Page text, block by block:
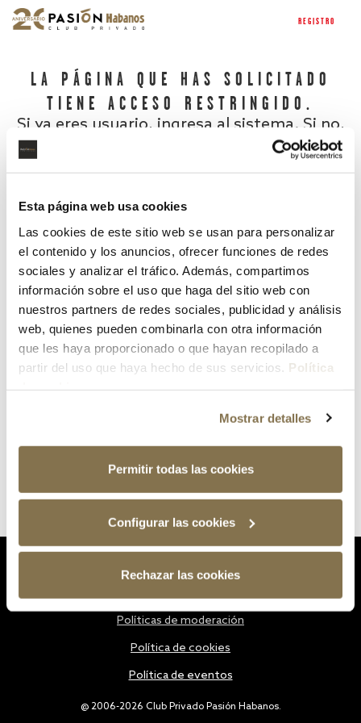
Esta página web usa cookies
Las cookies de este sitio web se usan para personalizar
el contenido y los anuncios, ofrecer funciones de redes
sociales y analizar el tráfico. Además, compartimos
información sobre el uso que haga del sitio web con
nuestros partners de redes sociales, publicidad y análisis
web, quienes pueden combinarla con otra información
que les haya proporcionado o que hayan recopilado a
partir del uso que haya hecho de sus servicios. Política
Mostrar detalles
Permitir todas las cookies
Configurar las cookies
Rechazar las cookies
REGISTRO
LA PÁGINA QUE HAS SOLICITADO
TIENE ACCESO RESTRINGIDO.
Si ya eres usuario, ingresa al sistema. Si no,
¿Has olvidado tu contraseña?
@ 2006-2026 Club Privado Pasión Habanos.
Políticas de moderación
Política de cookies
Política de eventos